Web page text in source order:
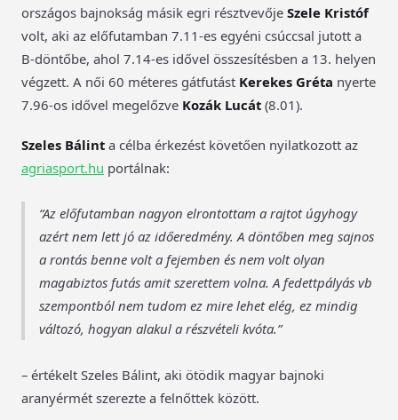
országos bajnokság másik egri résztvevője Szele Kristóf
volt, aki az előfutamban 7.11-es egyéni csúccsal jutott a
B-döntőbe, ahol 7.14-es idővel összesítésben a 13. helyen
végzett. A női 60 méteres gátfutást Kerekes Gréta nyerte
7.96-os idővel megelőzve Kozák Lucát (8.01).
Szeles Bálint a célba érkezést követően nyilatkozott az
agriasport.hu portálnak:
Az előfutamban nagyon elrontottam a rajtot úgyhogy
azért nem lett jó az időeredmény. A döntőben meg sajnos
a rontás benne volt a fejemben és nem volt olyan
magabiztos futás amit szerettem volna. A fedettpályás vb
szempontból nem tudom ez mire lehet elég, ez mindig
változó, hogyan alakul a részvételi kvóta.
– értékelt Szeles Bálint, aki ötödik magyar bajnoki
aranyérmét szerezte a felnőttek között.